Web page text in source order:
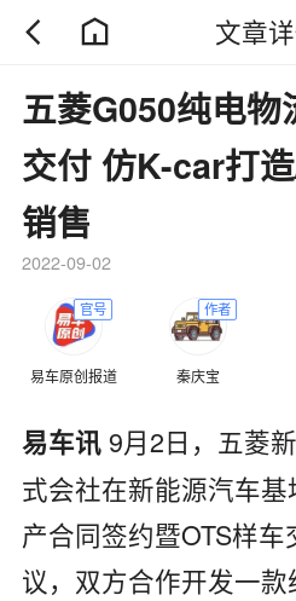
文章
五菱G050纯电物
交付 仿K-car打
销售
2022-09-02
官号
易车原创报道
作者
秦庆宝
易车讯 9月2日，五菱
式会社在新能源汽车
产合同签约暨OTS样
议，双方合作开发一